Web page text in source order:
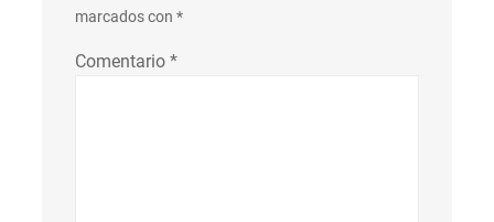
marcados con *
Comentario *